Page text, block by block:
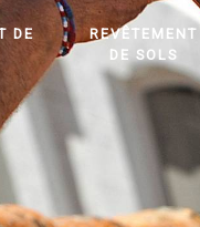
DE
REVÊTEMENT
DE SOLS